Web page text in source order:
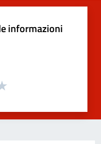
informazioni